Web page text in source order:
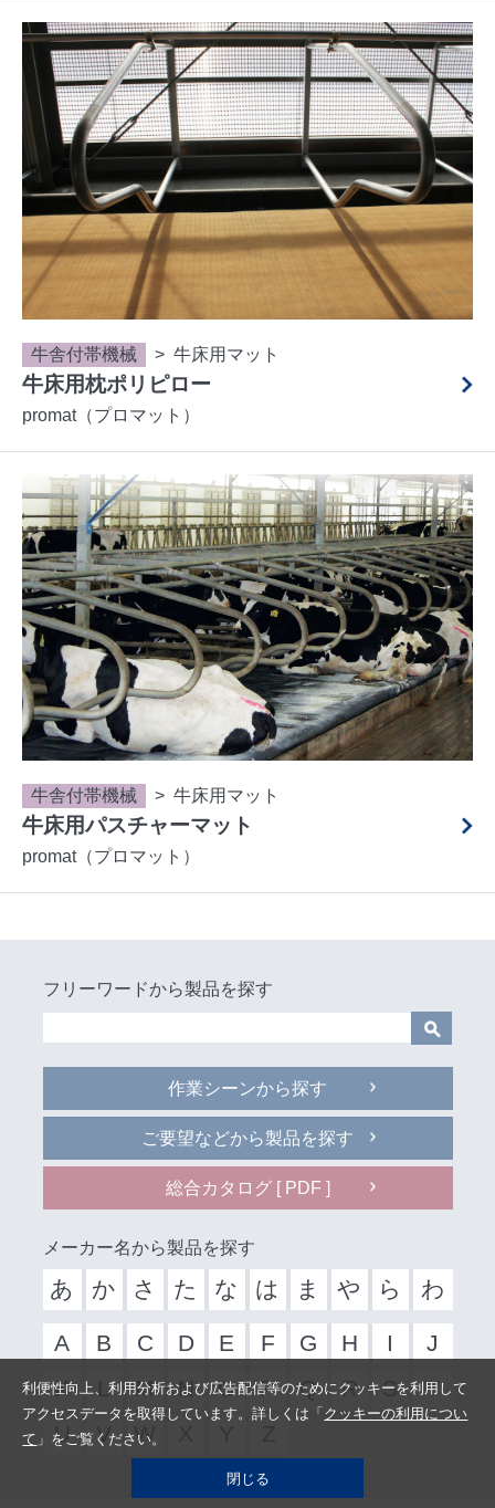
牛舎付帯機械 牛床用マット
牛床用枕ポリピロー
promat（プロマット）
牛舎付帯機械 牛床用マット
牛床用パスチャーマット
promat（プロマット）
フリーワードから製品を探す
作業シーンから探す
ご要望などから製品を探す
総合カタログ [ PDF ]
メーカー名から製品を探す
あ か さ た な は ま や ら わ
A B C D E F G H I
J
K
L M N O P Q R S
T
U
V W
利便性向上、利用分析および広告配信等のためにクッキーを利用して
アクセスデータを取得しています。詳しくは「 クッキーの利用につい
て 」をご覧ください。
閉じる